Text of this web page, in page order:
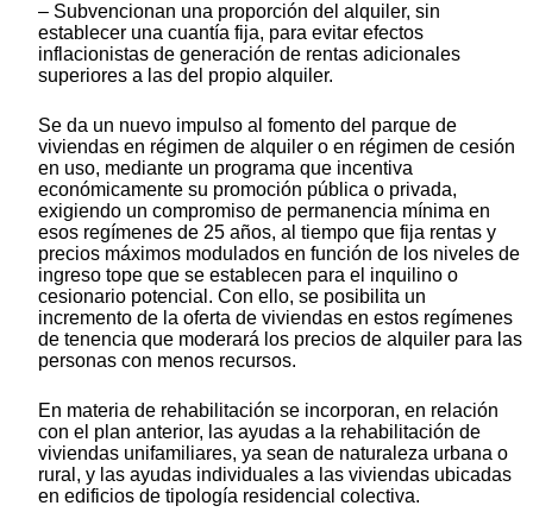
– Subvencionan una proporción del alquiler, sin
establecer una cuantía fija, para evitar efectos
inflacionistas de generación de rentas adicionales
superiores a las del propio alquiler.
Se da un nuevo impulso al fomento del parque de
viviendas en régimen de alquiler o en régimen de cesión
en uso, mediante un programa que incentiva
económicamente su promoción pública o privada,
exigiendo un compromiso de permanencia mínima en
esos regímenes de 25 años, al tiempo que fija rentas y
precios máximos modulados en función de los niveles de
ingreso tope que se establecen para el inquilino o
cesionario potencial. Con ello, se posibilita un
incremento de la oferta de viviendas en estos regímenes
de tenencia que moderará los precios de alquiler para las
personas con menos recursos.
En materia de rehabilitación se incorporan, en relación
con el plan anterior, las ayudas a la rehabilitación de
viviendas unifamiliares, ya sean de naturaleza urbana o
rural, y las ayudas individuales a las viviendas ubicadas
en edificios de tipología residencial colectiva.